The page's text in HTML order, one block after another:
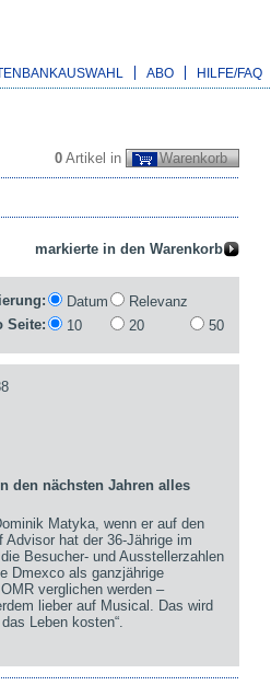
ABO HILFE/FAQ
0 Artikel in Warenkorb
Datum
Relevanz
Seite:
10 20 50
den nächsten Jahren alles
Matyka, wenn er auf den
Advisor hat der 36-Jährige im
Besucher- und Ausstellerzahlen
Dmexco als ganzjährige
verglichen werden –
lieber auf Musical. Das wird
Leben kosten“.